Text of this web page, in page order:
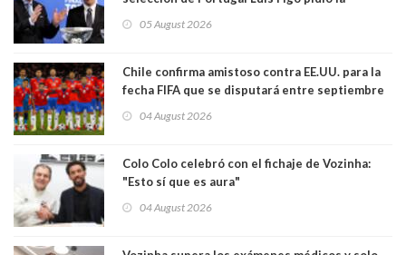
comportamiento más bajo y cobarde que he
05 August 2026
Chile confirma amistoso contra EE.UU. para la
fecha FIFA que se disputará entre septiembre
04 August 2026
Colo Colo celebró con el fichaje de Vozinha:
"Esto sí que es aura"
04 August 2026